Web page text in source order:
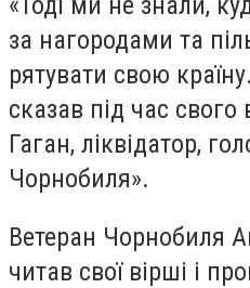
за нагородами та
рятувати свою
сказав під час
Гаган, ліквідатор,
Чорнобиля».
Ветеран Чорнобиля
читав свої вірші і